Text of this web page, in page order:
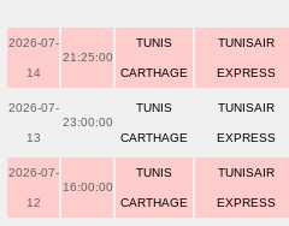
2026-07-
14
21:25:00
TUNIS
CARTHAGE
TUNISAIR
EXPRESS
2026-07-
13
23:00:00
TUNIS
CARTHAGE
TUNISAIR
EXPRESS
2026-07-
12
16:00:00
TUNIS
CARTHAGE
TUNISAIR
EXPRESS